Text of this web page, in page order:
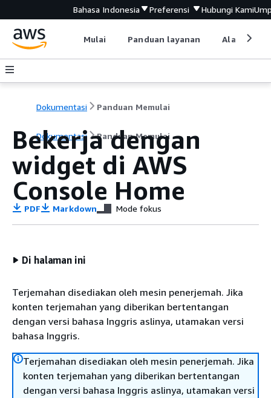
Bahasa Indonesia Preferensi Hubungi Kami
Mulai Panduan layanan Alat
Dokumentasi Panduan Memulai
Dokumentasi Panduan Memulai
Bekerja dengan
widget di AWS
Console Home
PDF Markdown Mode fokus
Di halaman ini
Terjemahan disediakan oleh mesin penerjemah. Jika
konten terjemahan yang diberikan bertentangan
dengan versi bahasa Inggris aslinya, utamakan versi
bahasa Inggris.
Terjemahan disediakan oleh mesin penerjemah. Jika
konten terjemahan yang diberikan bertentangan
dengan versi bahasa Inggris aslinya, utamakan versi